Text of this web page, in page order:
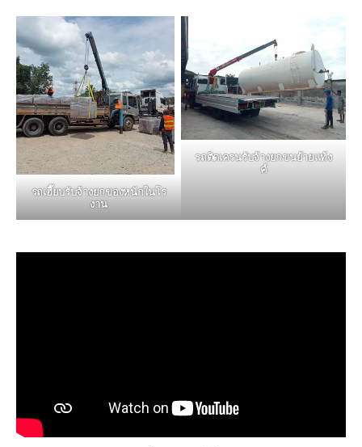
รถเฮี๊ยบรับจ้างยกของหนักในโร
งาน
รถติดเครนรับจ้างยกขนย้ายแท้ง
ค์